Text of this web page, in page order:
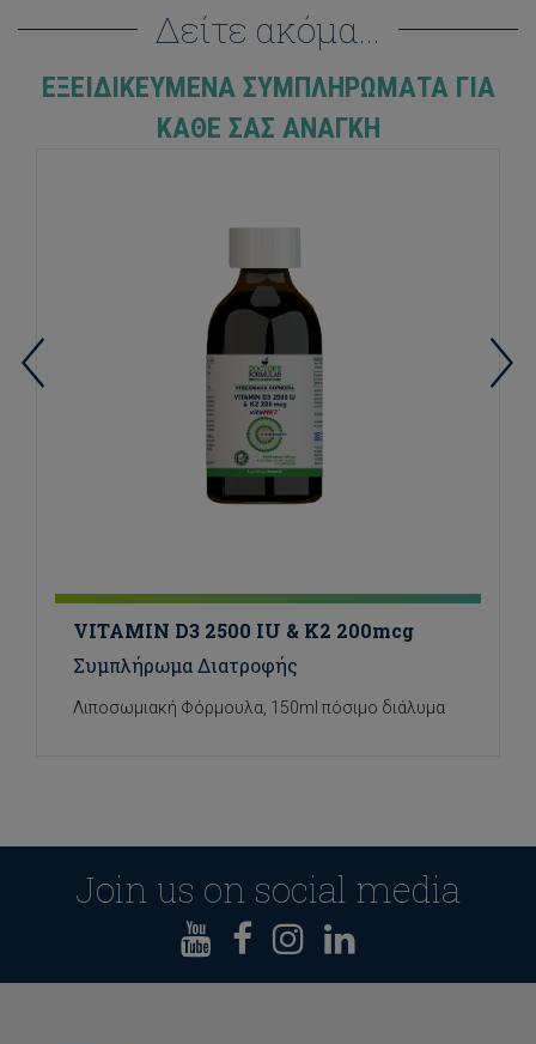
Δείτε ακόμα...
ΕΞΕΙΔΙΚΕΥΜΈΝΑ ΣΥΜΠΛΗΡΏΜΑΤΑ ΓΙΑ
ΚΆΘΕ ΣΑΣ ΑΝΆΓΚΗ
VITAMIN D3 2500 IU & K2 200mcg
Συμπλήρωμα Διατροφής
Λιποσωμιακή Φόρμουλα, 150ml πόσιμο διάλυμα
Join us on social media